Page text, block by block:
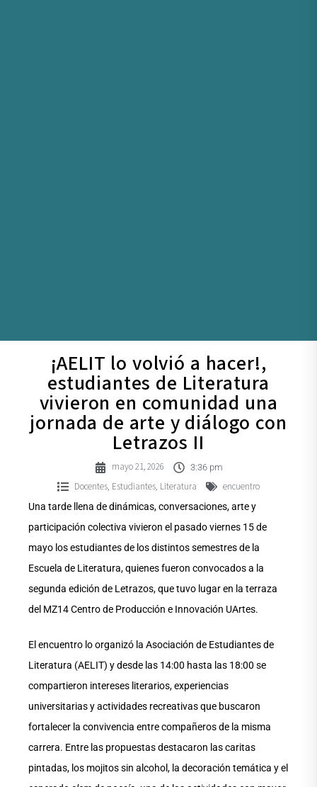
¡AELIT lo volvió a hacer!,
estudiantes de Literatura
vivieron en comunidad una
jornada de arte y diálogo con
Letrazos II
mayo 21, 2026 3:36 pm
Docentes, Estudiantes, Literatura encuentro
Una tarde llena de dinámicas, conversaciones, arte y
participación colectiva vivieron el pasado viernes 15 de
mayo los estudiantes de los distintos semestres de la
Escuela de Literatura, quienes fueron convocados a la
segunda edición de Letrazos, que tuvo lugar en la terraza
del MZ14 Centro de Producción e Innovación UArtes.
El encuentro lo organizó la Asociación de Estudiantes de
Literatura (AELIT) y desde las 14:00 hasta las 18:00 se
compartieron intereses literarios, experiencias
universitarias y actividades recreativas que buscaron
fortalecer la convivencia entre compañeros de la misma
carrera. Entre las propuestas destacaron las caritas
pintadas, los mojitos sin alcohol, la decoración temática y el